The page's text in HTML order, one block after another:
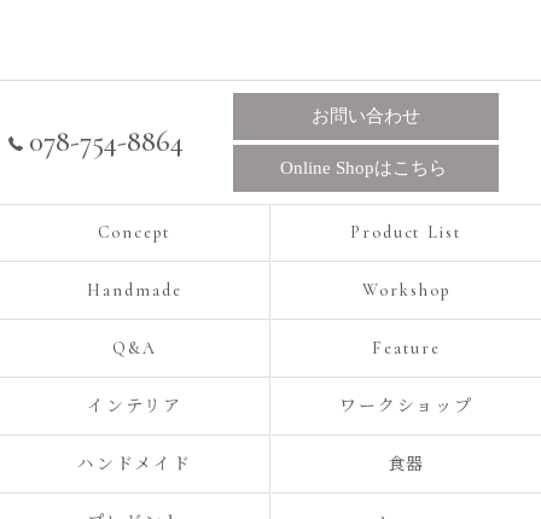
078-754-8864
お問い合わせ
Online Shopはこちら
Concept Product List
Handmade Workshop
Q&A Feature
インテリア ワークショップ
ハンドメイド 食器